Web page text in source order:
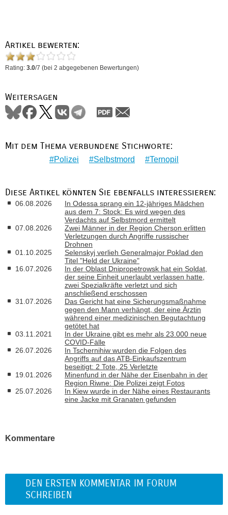
Artikel bewerten:
Rating: 3.0/7 (bei 2 abgegebenen Bewertungen)
Weitersagen
Mit dem Thema verbundene Stichworte:
Polizei Selbstmord Ternopil
Diese Artikel könnten Sie ebenfalls interessieren:
06.08.2026
In Odessa sprang ein 12-jähriges Mädchen
aus dem 7: Stock: Es wird wegen des
Verdachts auf Selbstmord ermittelt
07.08.2026
Zwei Männer in der Region Cherson erlitten
Verletzungen durch Angriffe russischer
Drohnen
01.10.2025
Selenskyj verlieh Generalmajor Poklad den
Titel "Held der Ukraine"
16.07.2026
In der Oblast Dnipropetrowsk hat ein Soldat,
der seine Einheit unerlaubt verlassen hatte,
zwei Spezialkräfte verletzt und sich
anschließend erschossen
31.07.2026
Das Gericht hat eine Sicherungsmaßnahme
gegen den Mann verhängt, der eine Ärztin
während einer medizinischen Begutachtung
getötet hat
03.11.2021
In der Ukraine gibt es mehr als 23.000 neue
COVID-Fälle
26.07.2026
In Tschernihiw wurden die Folgen des
Angriffs auf das ATB-Einkaufszentrum
beseitigt: 2 Tote, 25 Verletzte
19.01.2026
Minenfund in der Nähe der Eisenbahn in der
Region Riwne: Die Polizei zeigt Fotos
25.07.2026
In Kiew wurde in der Nähe eines Restaurants
eine Jacke mit Granaten gefunden
Kommentare
DEN ERSTEN KOMMENTAR IM FORUM
SCHREIBEN